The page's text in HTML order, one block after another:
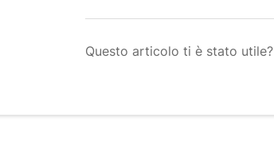
Questo articolo ti è stato utile?